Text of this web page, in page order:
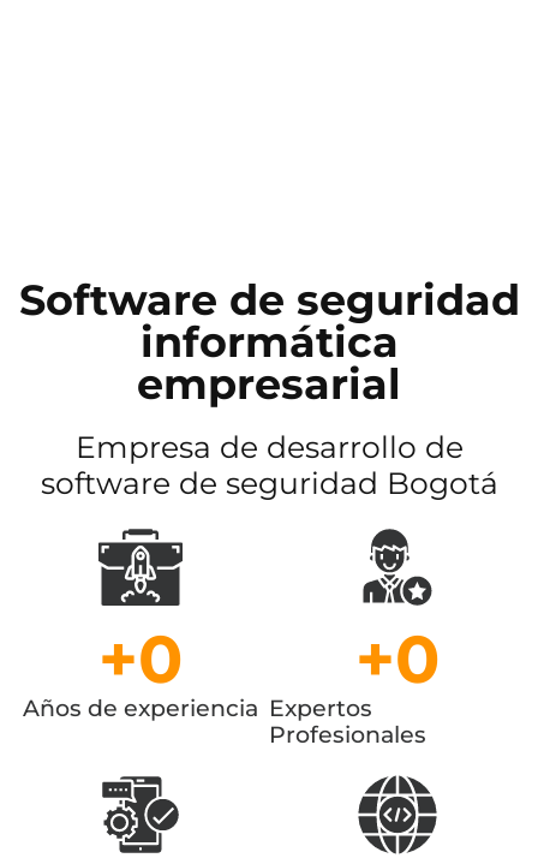
Software de seguridad
informática
empresarial
Empresa de desarrollo de
software de seguridad Bogotá
Años de experiencia
+0
Expertos
Profesionales
+0